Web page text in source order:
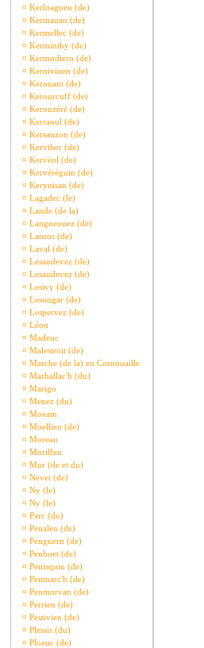
¤ Kerloaguen (de)
¤ Kermauan (de)
¤ Kermellec (de)
¤ Kerminihy (de)
¤ Kermodiern (de)
¤ Kernivinen (de)
¤ Kerouant (de)
¤ Kerourcuff (de)
¤ Kerouzéré (de)
¤ Kerraoul (de)
¤ Kersauzon (de)
¤ Kerviher (de)
¤ Kervéol (de)
¤ Kervéréguin (de)
¤ Kerynisan (de)
¤ Lagadec (le)
¤ Lande (de la)
¤ Langueouez (de)
¤ Lanros (de)
¤ Laval (de)
¤ Lesaudevez (de)
¤ Lesaudevez (de)
¤ Lesivy (de)
¤ Lesongar (de)
¤ Lespervez (de)
¤ Léon
¤ Madeuc
¤ Malestroit (de)
¤ Marche (de la) en Cornouaille
¤ Marhallac'h (du)
¤ Marigo
¤ Menez (du)
¤ Moeam
¤ Moellien (de)
¤ Moreau
¤ Morillon
¤ Mur (de et du)
¤ Nevet (de)
¤ Ny (le)
¤ Ny (le)
¤ Parc (du)
¤ Penalen (de)
¤ Penguern (de)
¤ Penhoet (de)
¤ Penisquin (de)
¤ Penmarc'h (de)
¤ Penmorvan (de)
¤ Perrien (de)
¤ Pestivien (de)
¤ Plessis (du)
¤ Ploeuc (de)